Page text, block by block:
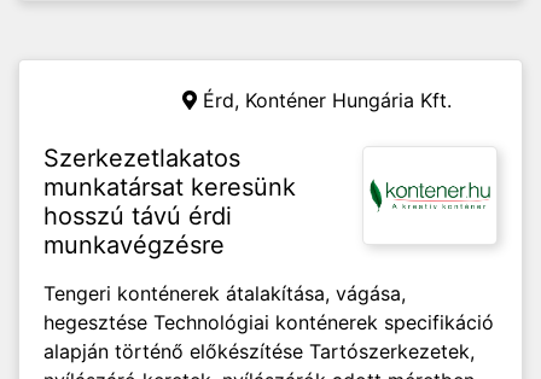
Érd, Konténer Hungária Kft.
Szerkezetlakatos
munkatársat keresünk
hosszú távú érdi
munkavégzésre
Tengeri konténerek átalakítása, vágása,
hegesztése Technológiai konténerek specifikáció
alapján történő előkészítése Tartószerkezetek,